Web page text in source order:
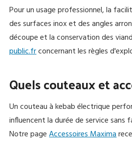
Pour un usage professionnel, la
des surfaces inox et des angles
découpe et la conservation des
public.frconcernant les règles
Quels couteaux et
Un couteau à kebab électrique
influencent la durée de service
Notre pageAccessoires Maxima